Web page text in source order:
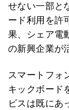
せない一部と
ード利用を許
果、シェア電
の新興企業が
スマートフォ
キックボード
ビスは既にあ